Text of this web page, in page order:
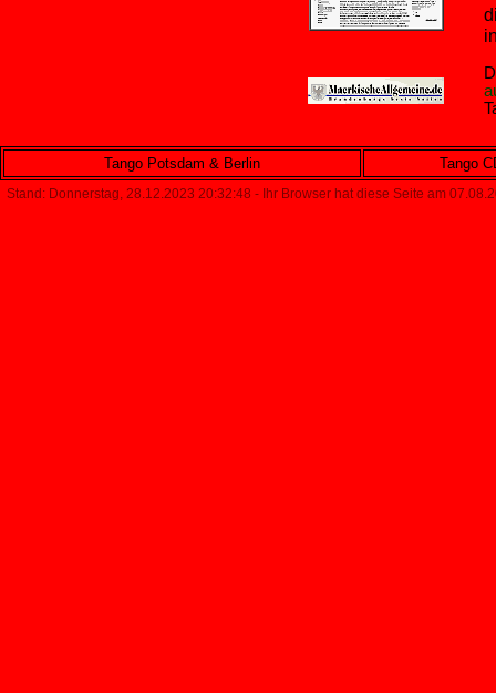
Tango Potsdam & Berlin Tango
Stand: Donnerstag, 28.12.2023 20:32:48 - Ihr Browser hat diese Seite am